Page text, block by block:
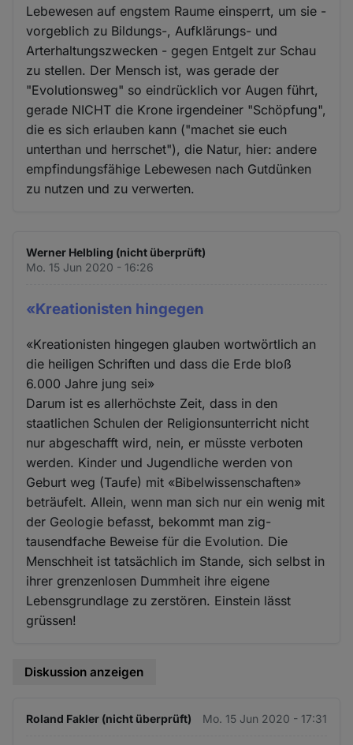
Lebewesen auf engstem Raume einsperrt, um sie -
vorgeblich zu Bildungs-, Aufklärungs- und
Arterhaltungszwecken - gegen Entgelt zur Schau
zu stellen. Der Mensch ist, was gerade der
"Evolutionsweg" so eindrücklich vor Augen führt,
gerade NICHT die Krone irgendeiner "Schöpfung",
die es sich erlauben kann ("machet sie euch
unterthan und herrschet"), die Natur, hier: andere
empfindungsfähige Lebewesen nach Gutdünken
zu nutzen und zu verwerten.
Werner Helbling (nicht überprüft)
Mo. 15 Jun 2020 - 16:26
«Kreationisten hingegen
«Kreationisten hingegen glauben wortwörtlich an
die heiligen Schriften und dass die Erde bloß
6.000 Jahre jung sei»
Darum ist es allerhöchste Zeit, dass in den
staatlichen Schulen der Religionsunterricht nicht
nur abgeschafft wird, nein, er müsste verboten
werden. Kinder und Jugendliche werden von
Geburt weg (Taufe) mit «Bibelwissenschaften»
beträufelt. Allein, wenn man sich nur ein wenig mit
der Geologie befasst, bekommt man zig-
tausendfache Beweise für die Evolution. Die
Menschheit ist tatsächlich im Stande, sich selbst in
ihrer grenzenlosen Dummheit ihre eigene
Lebensgrundlage zu zerstören. Einstein lässt
grüssen!
Diskussion anzeigen
Roland Fakler (nicht überprüft) Mo. 15 Jun 2020 - 17:31